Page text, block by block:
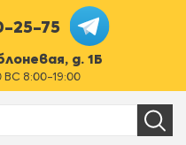
25-75
д. 1Б
ВС 8:00-19:00